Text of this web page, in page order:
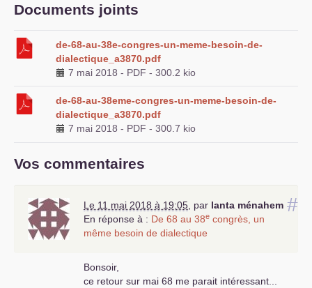
Documents joints
de-68-au-38e-congres-un-meme-besoin-de-
dialectique_a3870.pdf
7 mai 2018 - PDF - 300.2 kio
de-68-au-38eme-congres-un-meme-besoin-de-
dialectique_a3870.pdf
7 mai 2018 - PDF - 300.7 kio
Vos commentaires
#
Le 11 mai 2018 à 19:05 par lanta ménahem
En réponse à : De 68 au 38e congrès, un
même besoin de dialectique
Bonsoir,
ce retour sur mai 68 me parait intéressant...